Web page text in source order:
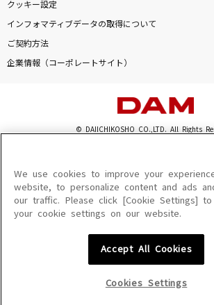
クッキー設定
インフォマティブデータの取得について
ご契約方法
企業情報（コーポレートサイト）
© DAIICHIKOSHO CO.,LTD. All Rights
このサイトに掲載されている一切の文章・画像・写真・動
を問わず、著作権法の定める範囲を超えて無断で複製、転
を禁じます。
楽曲及びコンテンツは、機種によりご利用いただけない場
楽曲及びコンテンツの配信日、配信内容が変更になる場合が
We use cookies to improve your
website, to personalize content and ads
our traffic. Please click [Cookie Settings] to
your cookie settings on our website.
Accept All Cookies
Cookies Settings